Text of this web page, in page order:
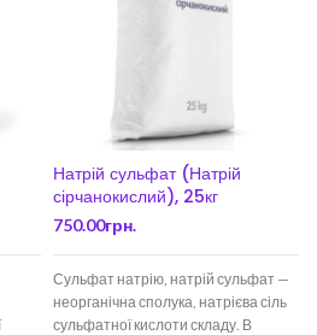
Натрій сульфат (Натрій
сірчанокислий), 25кг
750.00грн.
Сульфат натрію, натрій сульфат —
неорганічна сполука, натрієва сіль
сульфатної кислоти складу. В